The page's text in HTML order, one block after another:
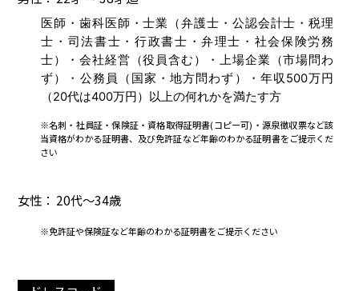
医師・歯科医師・士業（弁護士・公認会計士・税理
士・司法書士・行政書士・弁理士・社会保険労務
士）・会社経営（役員含む）・上場企業（市場問わ
ず）・公務員（国家・地方問わず）・年収500万円
（20代は400万円）以上の何れかを満たす方
※名刺・社員証・保険証・資格取得証明書(コピー可)・源泉徴収票など該
当資格がわかる証明書、及び免許証など年齢のわかる証明書をご提示くだ
さい
女性： 20代～34歳
※免許証や保険証など年齢のわかる証明書をご提示ください